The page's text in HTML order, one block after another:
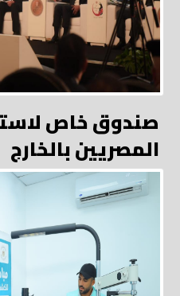
صندوق خاص
المصريين بالخارج